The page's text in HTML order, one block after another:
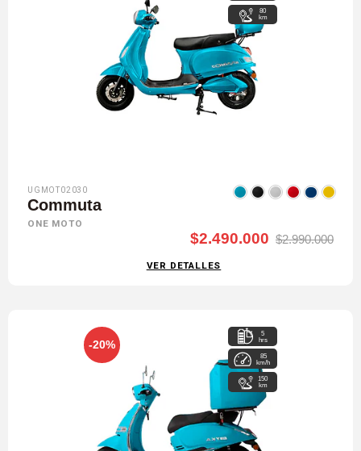
80
km
UGMOT02030
Commuta
ONE MOTO
$2.490.000 $2.990.000
VER DETALLES
-20%
5
hrs
85
km/h
150
km